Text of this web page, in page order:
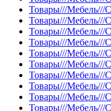
Товары///Мебель///
Товары///Мебель///
Товары///Мебель///
Товары///Мебель///
Товары///Мебель///
Товары///Мебель///
Товары///Мебель///
Товары///Мебель///
Товары///Мебель///
Товары///Мебель///